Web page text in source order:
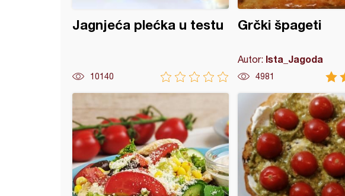
Jagnjeća plećka u testu
10140
Grčki špageti
Autor: Ista_Jagoda
4981
od semenki suncokreta i bundeve